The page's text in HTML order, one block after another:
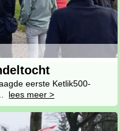
eerste Ketlik500-
lees meer >